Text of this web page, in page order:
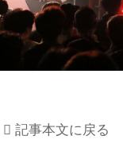
記事本文に戻る